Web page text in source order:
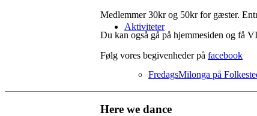
Aktiviteter
FredagsMilonga på
Medlemmer 30kr og 50kr for gæster.
Du kan også gå på hjemmesiden og få
Følg vores begivenheder på facebook
Here we dance